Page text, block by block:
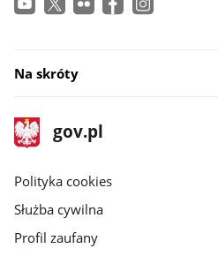
Na skróty
stopka
gov.pl
Strona
gov.pl
gov.pl
Polityka cookies
Służba cywilna
Profil zaufany